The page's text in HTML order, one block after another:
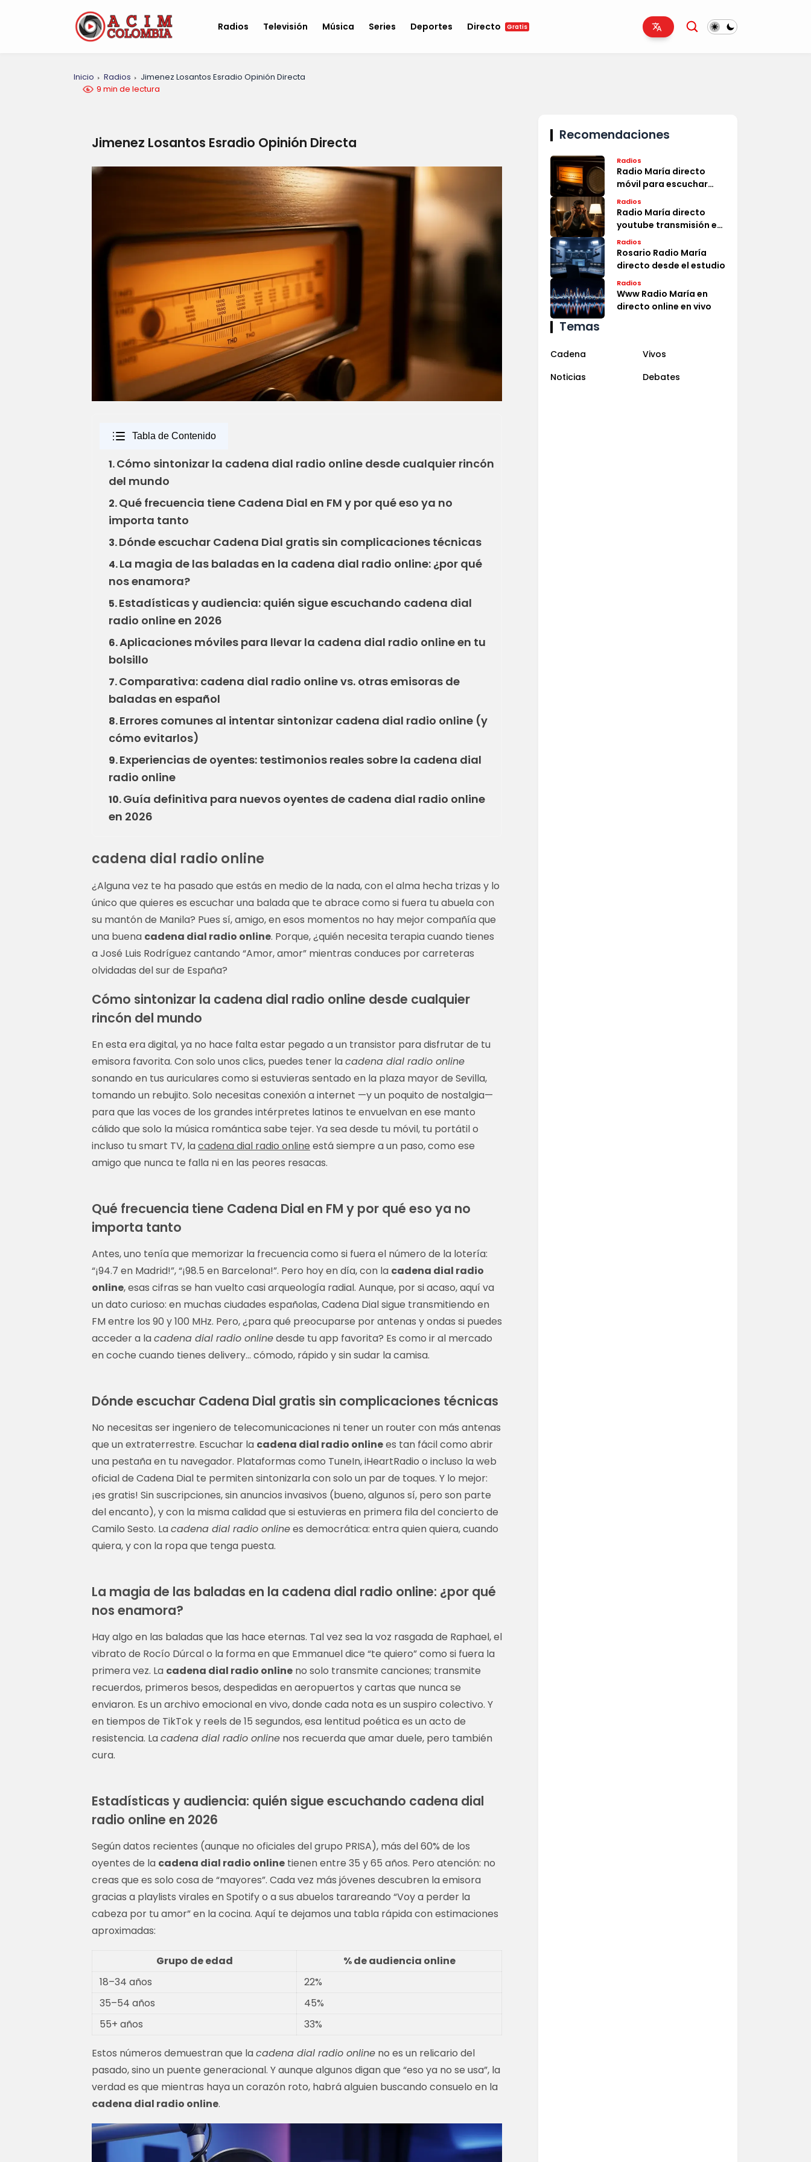
Radios Televisión Música Series Deportes Directo Gratis
Inicio Radios
Jimenez Losantos Esradio Opinión Directa
9 min de lectura
Jimenez Losantos Esradio Opinión Directa
Tabla de Contenido
1.Cómo sintonizar la cadena dial radio online desde cualquier rincón
del mundo
2.Qué frecuencia tiene Cadena Dial en FM y por qué eso ya no
importa tanto
3.Dónde escuchar Cadena Dial gratis sin complicaciones técnicas
4.La magia de las baladas en la cadena dial radio online: ¿por qué
nos enamora?
5.Estadísticas y audiencia: quién sigue escuchando cadena dial
radio online en 2026
6.Aplicaciones móviles para llevar la cadena dial radio online en tu
bolsillo
7.Comparativa: cadena dial radio online vs. otras emisoras de
baladas en español
8.Errores comunes al intentar sintonizar cadena dial radio online (y
cómo evitarlos)
9.Experiencias de oyentes: testimonios reales sobre la cadena dial
radio online
10.Guía definitiva para nuevos oyentes de cadena dial radio online
en 2026
cadena dial radio online
¿Alguna vez te ha pasado que estás en medio de la nada, con el alma hecha trizas y lo
único que quieres es escuchar una balada que te abrace como si fuera tu abuela con
su mantón de Manila? Pues sí, amigo, en esos momentos no hay mejor compañía que
una buena cadena dial radio online. Porque, ¿quién necesita terapia cuando tienes
a José Luis Rodríguez cantando “Amor, amor” mientras conduces por carreteras
olvidadas del sur de España?
Cómo sintonizar la cadena dial radio online desde cualquier
rincón del mundo
En esta era digital, ya no hace falta estar pegado a un transistor para disfrutar de tu
emisora favorita. Con solo unos clics, puedes tener lacadena dial radio online
sonando en tus auriculares como si estuvieras sentado en la plaza mayor de Sevilla,
tomando un rebujito. Solo necesitas conexión a internet —y un poquito de nostalgia—
para que las voces de los grandes intérpretes latinos te envuelvan en ese manto
cálido que solo la música romántica sabe tejer. Ya sea desde tu móvil, tu portátil o
incluso tu smart TV, lacadena dial radio online está siempre a un paso, como ese
amigo que nunca te falla ni en las peores resacas.
Qué frecuencia tiene Cadena Dial en FM y por qué eso ya no
importa tanto
Antes, uno tenía que memorizar la frecuencia como si fuera el número de la lotería:
“¡94.7 en Madrid!”, “¡98.5 en Barcelona!”. Pero hoy en día, con la cadena dial radio
online, esas cifras se han vuelto casi arqueología radial. Aunque, por si acaso, aquí va
un dato curioso: en muchas ciudades españolas, Cadena Dial sigue transmitiendo en
FM entre los 90 y 100 MHz. Pero, ¿para qué preocuparse por antenas y ondas si puedes
acceder a lacadena dial radio onlinedesde tu app favorita? Es como ir al mercado
en coche cuando tienes delivery… cómodo, rápido y sin sudar la camisa.
Dónde escuchar Cadena Dial gratis sin complicaciones técnicas
No necesitas ser ingeniero de telecomunicaciones ni tener un router con más antenas
que un extraterrestre. Escuchar la cadena dial radio onlinees tan fácil como abrir
una pestaña en tu navegador. Plataformas como TuneIn, iHeartRadio o incluso la web
oficial de Cadena Dial te permiten sintonizarla con solo un par de toques. Y lo mejor:
¡es gratis! Sin suscripciones, sin anuncios invasivos (bueno, algunos sí, pero son parte
del encanto), y con la misma calidad que si estuvieras en primera fila del concierto de
Camilo Sesto. Lacadena dial radio onlinees democrática: entra quien quiera, cuando
quiera, y con la ropa que tenga puesta.
La magia de las baladas en la cadena dial radio online: ¿por qué
nos enamora?
Hay algo en las baladas que las hace eternas. Tal vez sea la voz rasgada de Raphael, el
vibrato de Rocío Dúrcal o la forma en que Emmanuel dice “te quiero” como si fuera la
primera vez. La cadena dial radio online no solo transmite canciones; transmite
recuerdos, primeros besos, despedidas en aeropuertos y cartas que nunca se
enviaron. Es un archivo emocional en vivo, donde cada nota es un suspiro colectivo. Y
en tiempos de TikTok y reels de 15 segundos, esa lentitud poética es un acto de
resistencia. Lacadena dial radio online nos recuerda que amar duele, pero también
cura.
Estadísticas y audiencia: quién sigue escuchando cadena dial
radio online en 2026
Según datos recientes (aunque no oficiales del grupo PRISA), más del 60% de los
oyentes de la cadena dial radio online tienen entre 35 y 65 años. Pero atención: no
creas que es solo cosa de “mayores”. Cada vez más jóvenes descubren la emisora
gracias a playlists virales en Spotify o a sus abuelos tarareando “Voy a perder la
cabeza por tu amor” en la cocina. Aquí te dejamos una tabla rápida con estimaciones
aproximadas:
Grupo de edad
% de audiencia online
18–34 años
22%
35–54 años
45%
55+ años
33%
Estos números demuestran que lacadena dial radio online no es un relicario del
pasado, sino un puente generacional. Y aunque algunos digan que “eso ya no se usa”, la
verdad es que mientras haya un corazón roto, habrá alguien buscando consuelo en la
cadena dial radio online.
Recomendaciones
Radios
Radio María directo
móvil para escuchar
ahora
Radios
Radio María directo
youtube transmisión en
vivo
Radios
Rosario Radio María
directo desde el estudio
Radios
Www Radio María en
directo online en vivo
Temas
Cadena
Vivos
Noticias
Debates